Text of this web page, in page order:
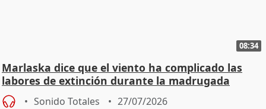
08:34
Marlaska dice que el viento ha complicado las
labores de extinción durante la madrugada
Sonido Totales 27/07/2026